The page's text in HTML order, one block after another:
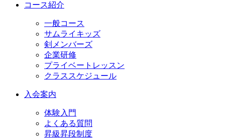
コース紹介
一般コース
サムライキッズ
剣メンバーズ
企業研修
プライベートレッスン
クラススケジュール
入会案内
体験入門
よくある質問
昇級昇段制度